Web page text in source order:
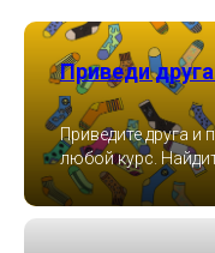
Приведи
Приведите друга и
любой курс.